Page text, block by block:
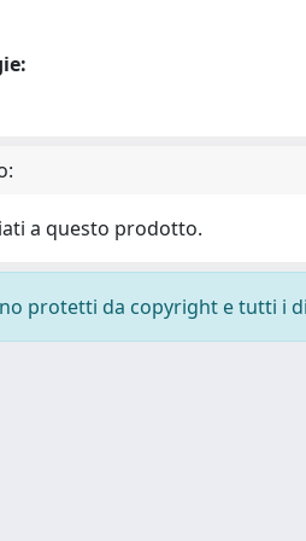
a questo prodotto.
protetti da copyright e tutti i